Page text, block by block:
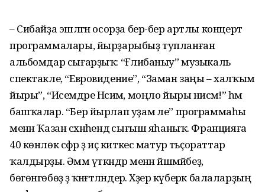
– Сибайҙа эшләгән осорҙа бер-бер артлы концерт
программалары, йырҙарыбыҙ тупланған
альбомдар сығарҙыҡ: “Ғәлиәба­ныу” музыкаль
спектакле, “Евровидение”, “Заман заңы – халҡым
йыры”, “Исемдәре Нәсимә, моңло йыры нисәмә!” һәм
башҡалар. “Бер йырлап уҙам әле” программаһы
менән Ҡазан сәхнәһендә сығыш яһаныҡ. Францияға
40 көнлөк сәфәр ҙә иҫ киткес матур тәьҫораттар
ҡалдырҙы. Әммә үткәндәр менән йәшәмәйбеҙ,
бөгөнгөбөҙ ҙә ҡәнәғәтләндерә. Хәҙер күберәк балаларҙың